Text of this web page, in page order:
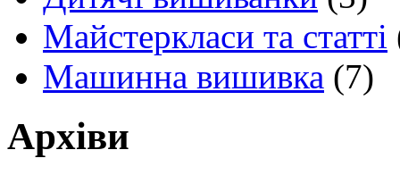
Майстеркласи та статті
Машинна вишивка (7)
Архіви